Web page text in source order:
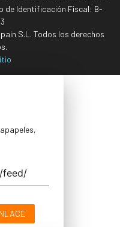
de Identificación Fiscal: B-
S.L. Todos los derechos